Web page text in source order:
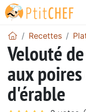
Recettes
Velouté
aux
d'érable